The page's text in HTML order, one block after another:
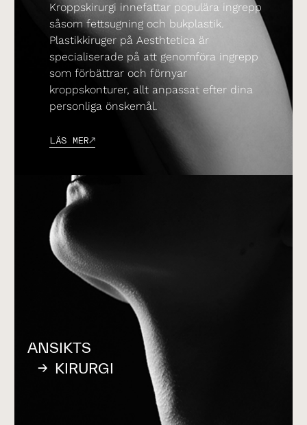
Kroppskirurgi innefattar populära ingrepp
såsom fettsugning och bukplastik.
Plastikkiruger på Aesthtetica är
specialiserade på att genomföra ingrepp
som förbättrar och förnyar
kroppskonturer, allt anpassat efter dina
personliga önskemål.
LÄS MER
ANSIKTS
KIRURGI